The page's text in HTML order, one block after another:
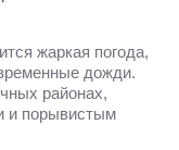
жаркая погода,
дожди.
районах,
и порывистым